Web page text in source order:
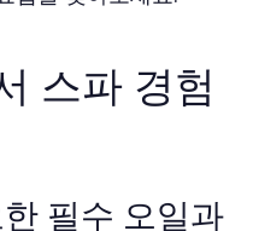
스파 경험
필수 오일과